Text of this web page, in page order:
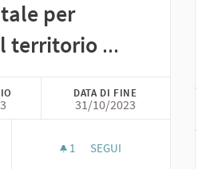
per
territorio ...
DATA DI FINE
31/10/2023
1 1 SOSTENITORI
SEGUI